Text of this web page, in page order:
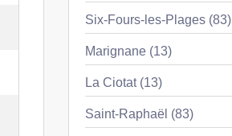
Six-Fours-les-Plages (83)
Marignane (13)
La Ciotat (13)
Saint-Raphaël (83)